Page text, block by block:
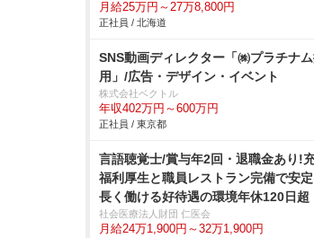
月給25万円～27万8,800円
正社員 / 北海道
SNS動画ディレクター「㈱プラチナ
用」/広告・デザイン・イベント
株式会社ベクトル
年収402万円～600万円
正社員 / 東京都
言語聴覚士/賞与年2回・退職金あり!
福利厚生と職員レストラン完備で安
長く働ける好待遇の環境年休120日超
社会医療法人財団 仁医会
月給24万1,900円～32万1,900円